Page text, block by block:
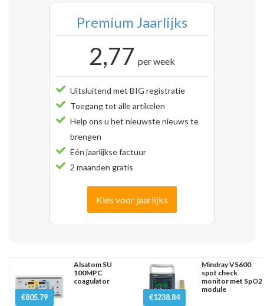
Premium Jaarlijks
2,77 per week
Uitsluitend met BIG registratie
Toegang tot alle artikelen
Help ons u het nieuwste nieuws te
brengen
Eén jaarlijkse factuur
2 maanden gratis
Kies voor jaarlijks
€805.79
Alsatom SU
100MPC
coagulator
€1238.84
Mindray VS600
spot check
monitor met SpO2
module